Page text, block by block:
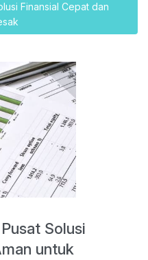
Finansial Cepat dan
Solusi
untuk